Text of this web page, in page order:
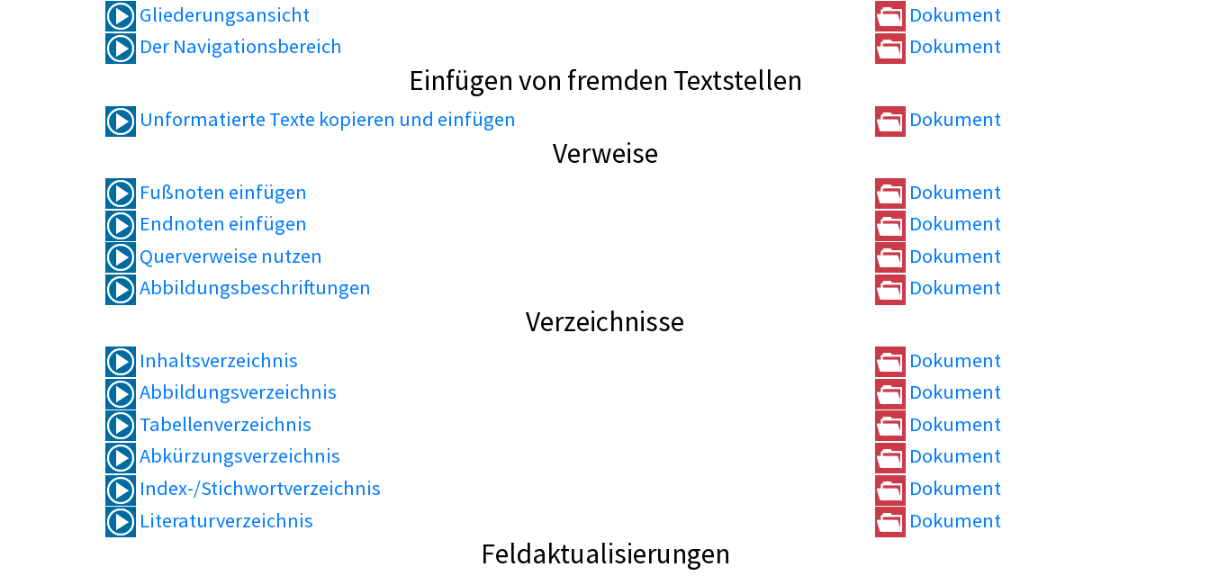
Gliederungsansicht
Dokument
Der Navigationsbereich
Dokument
Einfügen von fremden Textstellen
Unformatierte Texte kopieren und einfügen Dokument
Verweise
Fußnoten einfügen
Dokument
Endnoten einfügen
Dokument
Querverweise nutzen
Dokument
Abbildungsbeschriftungen
Dokument
Verzeichnisse
Inhaltsverzeichnis
Dokument
Abbildungsverzeichnis
Dokument
Tabellenverzeichnis
Dokument
Abkürzungsverzeichnis
Dokument
Index-/Stichwortverzeichnis
Dokument
Literaturverzeichnis
Dokument
Feldaktualisierungen